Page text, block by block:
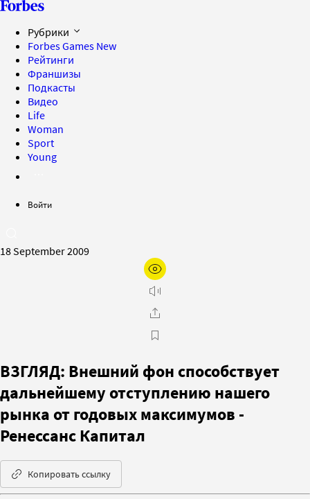
Рубрики
Forbes Games New
Рейтинги
Франшизы
Подкасты
Видео
Life
Woman
Sport
Young
Войти
18 September 2009
ВЗГЛЯД: Внешний фон способствует
дальнейшему отступлению нашего
рынка от годовых максимумов -
Ренессанс Капитал
Копировать ссылку